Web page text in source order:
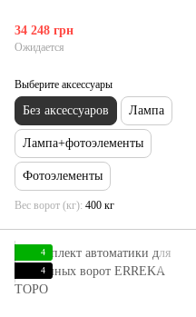
34 248 грн
Ожидается
Выберите аксессуары
Без аксессуаров Лампа
Лампа+фотоэлементы
Фотоэлементы
Вес ворот (кг) 400 кг
4
4